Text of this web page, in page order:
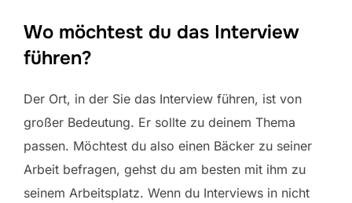
Wo möchtest du das Interview
führen?
Der Ort, in der Sie das Interview führen, ist von
großer Bedeutung. Er sollte zu deinem Thema
passen. Möchtest du also einen Bäcker zu seiner
Arbeit befragen, gehst du am besten mit ihm zu
seinem Arbeitsplatz. Wenn du Interviews in nicht